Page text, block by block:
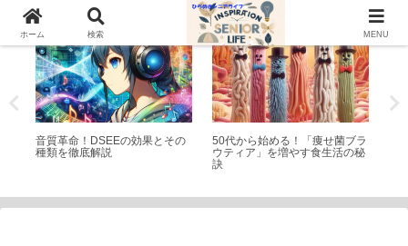
家電
音質革命！DSEEの効果とその
種類を徹底解説
シニアライフ
50代から始める！「痩せ菌ブラ
ウティア」を増やす食生活の秘
訣
ホーム 検索 MENU